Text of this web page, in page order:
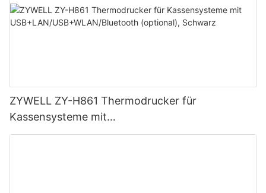
ZYWELL ZY-H861 Thermodrucker für
Kassensysteme mit
USB+LAN/USB+WLAN/Bluetooth (optional),